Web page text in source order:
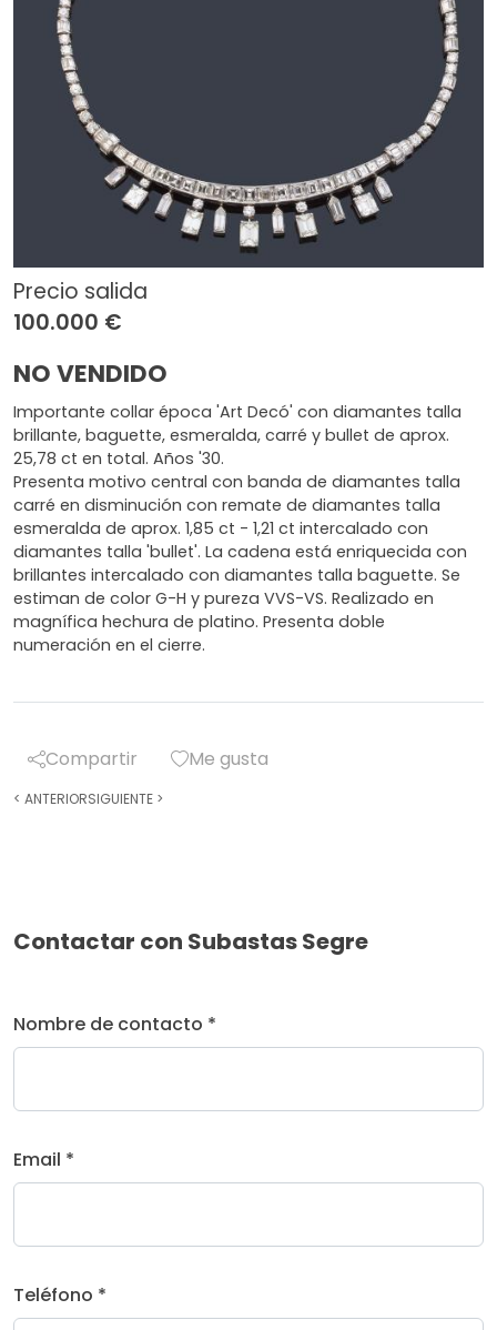
Precio salida
100.000 €
NO VENDIDO
Importante collar época 'Art Decó' con diamantes talla
brillante, baguette, esmeralda, carré y bullet de aprox.
25,78 ct en total. Años '30.
Presenta motivo central con banda de diamantes talla
carré en disminución con remate de diamantes talla
esmeralda de aprox. 1,85 ct - 1,21 ct intercalado con
diamantes talla 'bullet'. La cadena está enriquecida con
brillantes intercalado con diamantes talla baguette. Se
estiman de color G-H y pureza VVS-VS. Realizado en
magnífica hechura de platino. Presenta doble
numeración en el cierre.
Compartir Me gusta
< ANTERIORSIGUIENTE >
Contactar con Subastas Segre
Nombre de contacto *
Email *
Teléfono *